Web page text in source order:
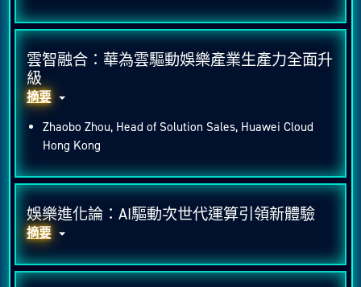
雲智融合：華為雲驅動娛樂產業生產力全面升
級
摘要
Zhaobo Zhou, Head of Solution Sales, Huawei Cloud
Hong Kong
娛樂進化論：AI驅動次世代運算引領新體驗
摘要